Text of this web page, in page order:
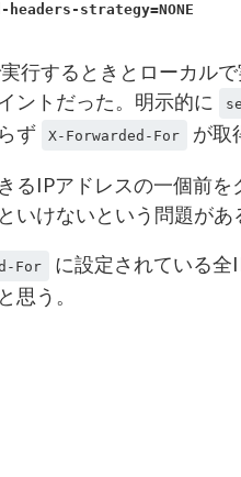
strategy=NONE
行するときとローカル
ントだった。明示的に
ず
X-Forwarded-For が取
るIPアドレスの一個前
いけないという問題があ
For
に設定されている全
思う。